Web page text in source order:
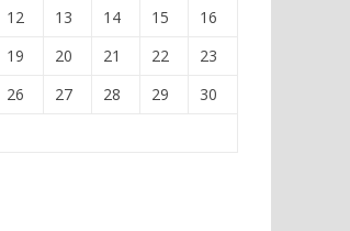
12 13 14 15
16
19 20 21 22
23
26 27 28 29
30